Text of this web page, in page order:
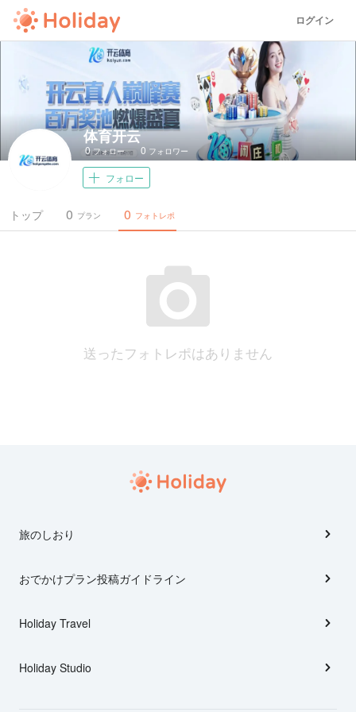
ログイン
体育开云
0フォロー 0 フォロワー
フォロー
トップ プラン
0 フォトレポ
0
送ったフォトレポはありません
旅のしおり
おでかけプラン投稿ガイドライン
Holiday Travel
Holiday Studio